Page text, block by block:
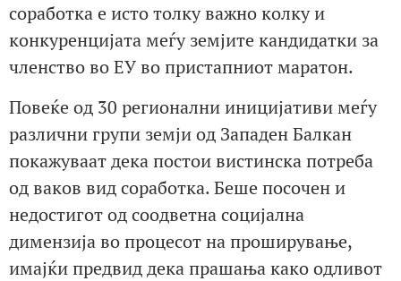
соработка е исто толку важно колку и
конкуренцијата меѓу земјите кандидатки за
членство во ЕУ во пристапниот маратон.
Повеќе од 30 регионални иницијативи меѓу
различни групи земји од Западен Балкан
покажуваат дека постои вистинска потреба
од ваков вид соработка. Беше посочен и
недостигот од соодветна социјална
димензија во процесот на проширување,
имајќи предвид дека прашања како одливот